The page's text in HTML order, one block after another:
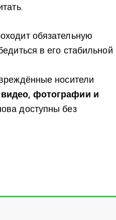
обязательную
в его стабильной
носители
видео, фотографии и
доступны без